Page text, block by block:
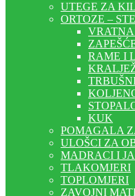
UTEGE ZA
ORTOZE –
RAME I
KUK
POMAGALA
ULOŠCI ZA
MADRACI I
TLAKOMJERI
TOPLOMJERI
ZAVOJNI